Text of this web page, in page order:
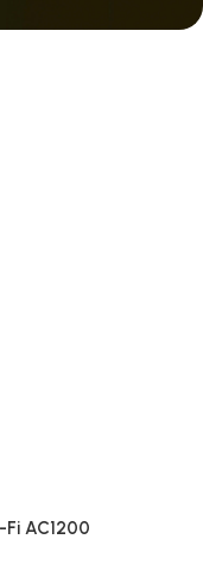
AC1200